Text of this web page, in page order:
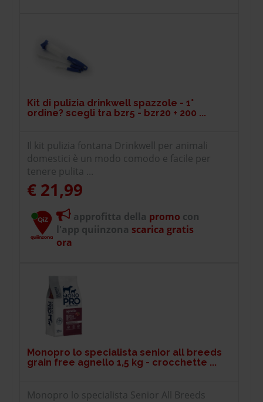
Kit di pulizia drinkwell spazzole - 1°
ordine? scegli tra bzr5 - bzr20 + 200 ...
Il kit pulizia fontana Drinkwell per animali
domestici è un modo comodo e facile per
tenere pulita ...
€ 21,99
approfitta della promo con
l'app quiinzona scarica gratis
ora
Monopro lo specialista senior all breeds
grain free agnello 1,5 kg - crocchette ...
Monopro lo specialista Senior All Breeds